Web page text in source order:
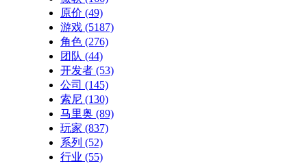
原价 (49)
游戏 (5187)
角色 (276)
团队 (44)
开发者 (53)
公司 (145)
索尼 (130)
马里奥 (89)
玩家 (837)
系列 (52)
行业 (55)